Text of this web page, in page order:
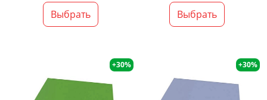
Выбрать Выбрать
+30% +30%